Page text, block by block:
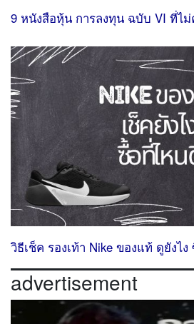
9 หนังสือหุ้น การลงทุน ฉบับ VI ที่ไ
วิธีเช็ค รองเท้า Nike ของแท้ ดูยังไ
advertisement